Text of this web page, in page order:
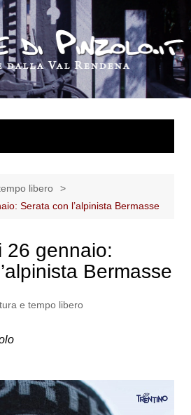
libero
Serata con l’alpinista Bermasse
26 gennaio:
Bermasse
e tempo libero